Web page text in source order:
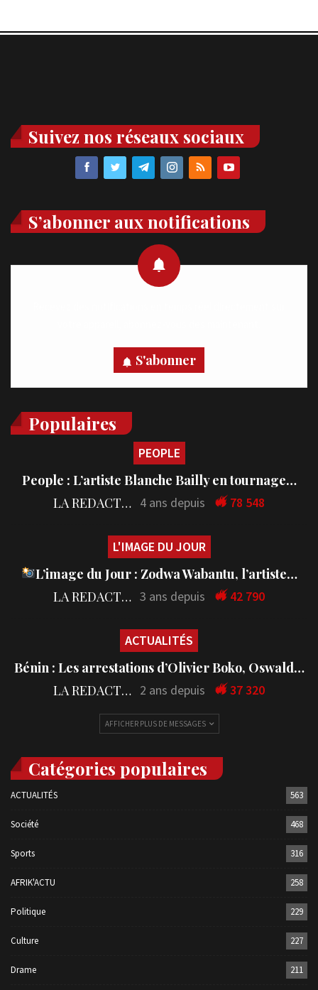
Suivez nos réseaux sociaux
S’abonner aux notifications
S'abonner
Populaires
PEOPLE
People : L’artiste Blanche Bailly en tournage…
LA REDACTION 4 ans depuis 78 548
L'IMAGE DU JOUR
L’image du Jour : Zodwa Wabantu, l’artiste…
LA REDACTION 3 ans depuis 42 790
ACTUALITÉS
Bénin : Les arrestations d’Olivier Boko, Oswald…
LA REDACTION 2 ans depuis 37 320
AFFICHER PLUS DE MESSAGES
Catégories populaires
ACTUALITÉS 563
Société 468
Sports 316
AFRIK'ACTU 258
Politique 229
Culture 227
Drame 211